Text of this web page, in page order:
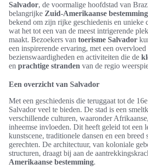
Salvador, de voormalige hoofdstad van
belangrijke Zuid-Amerikaanse bestemming
bekend om zijn rijke geschiedenis en unieke
wat het tot een van de meest intrigerende
maakt. Bezoekers van toerisme Salvador
een inspirerende ervaring, met een overvloed
bezienswaardigheden en activiteiten die de
en prachtige stranden van de regio
Een overzicht van Salvador
Met een geschiedenis die teruggaat tot de
Salvador veel te bieden. De stad is een
verschillende culturen, waaronder
inheemse invloeden. Dit heeft geleid tot een
kunstscene, traditionele dansen en een breed
gerechten. De architectuur, van koloniale
structuren, draagt bij aan de
Amerikaanse bestemming.